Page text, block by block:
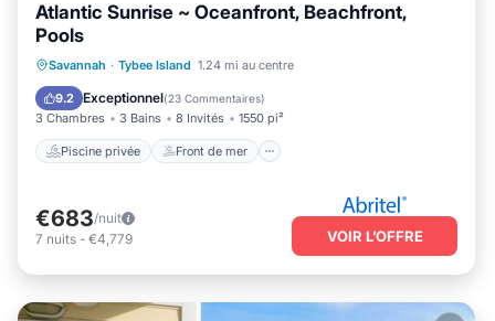
Atlantic Sunrise ~ Oceanfront, Beachfront,
Pools
Savannah · Tybee Island 1.24 mi au centre
9.2 Exceptionnel(23 Commentaires)
3 Chambres 3 Bains 8 Invités 1550 pi²
Piscine privée Front de mer
Piscine privée
Front de mer
Cheminée/Chauffage
€683/nuit
7 nuits - €4,779 VOIR L’OFFRE